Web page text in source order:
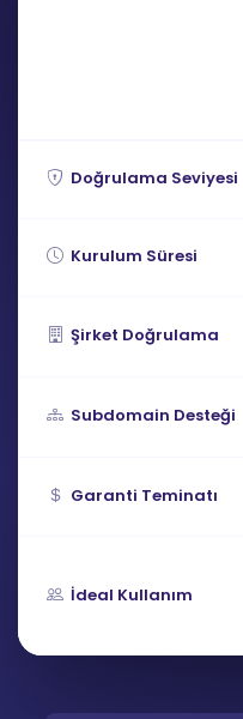
Doğrulama Seviyesi
Kurulum Süresi
Şirket Doğrulama
Subdomain Desteği
Garanti Teminatı
İdeal Kullanım